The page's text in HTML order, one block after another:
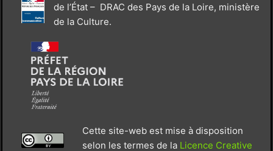
de l’État – DRAC des Pays de la Loire, ministère
de la Culture.
Cette site-web est mise à disposition
selon les termes de la Licence Creative